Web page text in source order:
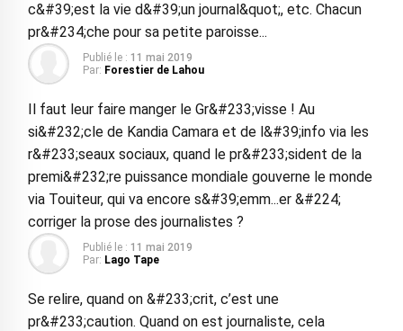
c&#39;est la vie d&#39;un journal&quot;, etc. Chacun
pr&#234;che pour sa petite paroisse...
Publié le : 11 mai 2019
Par: Forestier de Lahou
Il faut leur faire manger le Gr&#233;visse ! Au
si&#232;cle de Kandia Camara et de l&#39;info via les
r&#233;seaux sociaux, quand le pr&#233;sident de la
premi&#232;re puissance mondiale gouverne le monde
via Touiteur, qui va encore s&#39;emm...er &#224;
corriger la prose des journalistes ?
Publié le : 11 mai 2019
Par: Lago Tape
Se relire, quand on &#233;crit, c’est une
pr&#233;caution. Quand on est journaliste, cela